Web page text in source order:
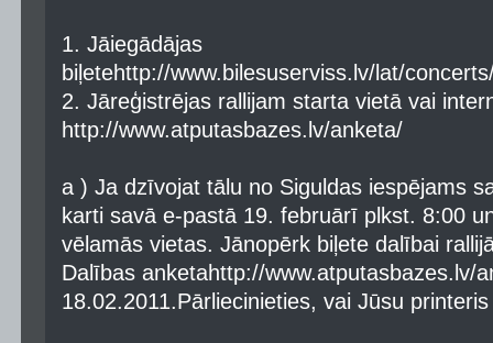
1. Jāiegādājas
biļetehttp://www.bilesuserviss.lv/lat/
2. Jāreģistrējas rallijam starta vietā vai
http://www.atputasbazes.lv/anketa/
a ) Ja dzīvojat tālu no Siguldas iespējams
karti savā e-pastā 19. februārī plkst. 8:00
vēlamās vietas. Jānopērk biļete dalībai
Dalības anketahttp://www.atputasbazes.lv/
18.02.2011.Pārliecinieties, vai Jūsu